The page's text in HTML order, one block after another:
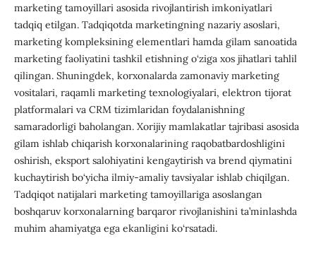
marketing tamoyillari asosida rivojlantirish imkoniyatlari
tadqiq etilgan. Tadqiqotda marketingning nazariy asoslari,
marketing kompleksining elementlari hamda gilam sanoatida
marketing faoliyatini tashkil etishning o‘ziga xos jihatlari tahlil
qilingan. Shuningdek, korxonalarda zamonaviy marketing
vositalari, raqamli marketing texnologiyalari, elektron tijorat
platformalari va CRM tizimlaridan foydalanishning
samaradorligi baholangan. Xorijiy mamlakatlar tajribasi asosida
gilam ishlab chiqarish korxonalarining raqobatbardoshligini
oshirish, eksport salohiyatini kengaytirish va brend qiymatini
kuchaytirish bo‘yicha ilmiy-amaliy tavsiyalar ishlab chiqilgan.
Tadqiqot natijalari marketing tamoyillariga asoslangan
boshqaruv korxonalarning barqaror rivojlanishini ta’minlashda
muhim ahamiyatga ega ekanligini ko‘rsatadi.